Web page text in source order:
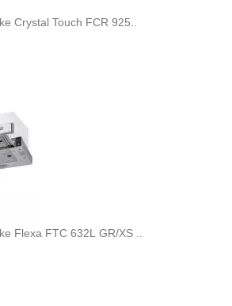
Crystal Touch FCR 925..
Flexa FTC 632L GR/XS ..